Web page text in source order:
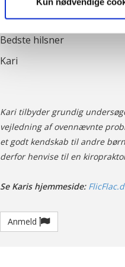
hjemmeside ved at sikre
enhver tid trække dit
optimalt, hvis du ikke
Jeg håber, du kan bruge
bare igen! Held og lykke
Bedste hilsner
Kari
Kari tilbyder grundig
vejledning af ovennævnte
et godt kendskab til andre
derfor henvise til en
Se Karis hjemmeside:
Anmeld